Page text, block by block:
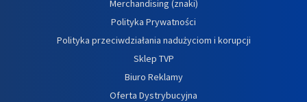
Merchandising (znaki)
Polityka Prywatności
Polityka przeciwdziałania nadużyciom i korupcji
Sklep TVP
Biuro Reklamy
Oferta Dystrybucyjna